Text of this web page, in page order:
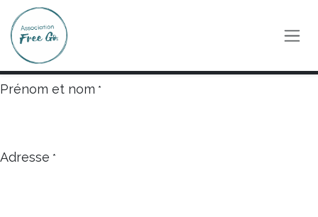
Se rendre au contenu
Prénom et nom *
Adresse *